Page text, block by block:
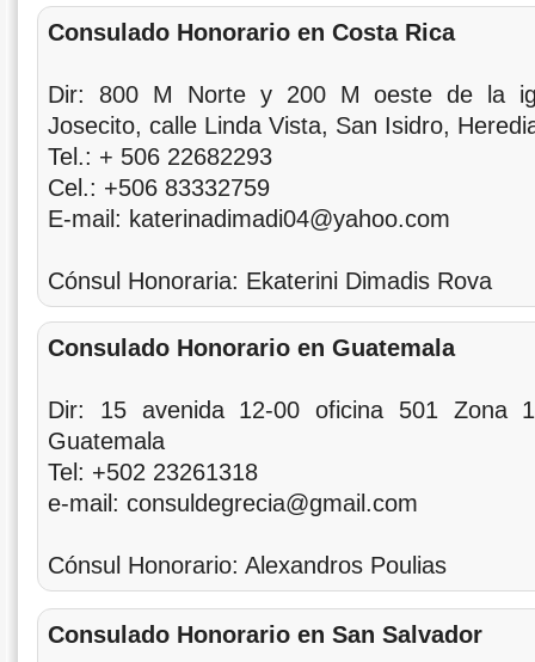
Consulado Honorario en Costa Rica
Dir: 800 M Norte y 200 M oeste de la
Josecito, calle Linda Vista, San Isidro,
Tel.: + 506 22682293
Cel.: +506 83332759
E-mail: katerinadimadi04@yahoo.com
Cónsul Honoraria: Ekaterini Dimadis Rova
Consulado Honorario en Guatemala
Dir: 15 avenida 12-00 oficina 501 Zona
Guatemala
Tel: +502 23261318
e-mail: consuldegrecia@gmail.com
Cónsul Honorario: Alexandros Poulias
Consulado Honorario en San Salvador